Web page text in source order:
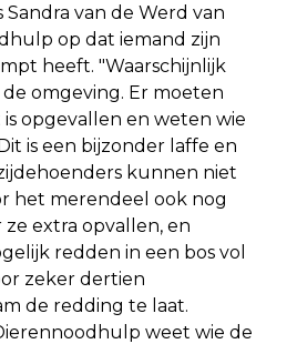
van de Werd van
op dat iemand zijn
heeft. "Waarschijnlijk
omgeving. Er moeten
opgevallen en weten wie
is een bijzonder laffe en
kunnen niet
het merendeel ook nog
extra opvallen, en
redden in een bos vol
zeker dertien
de redding te laat.
weet wie de